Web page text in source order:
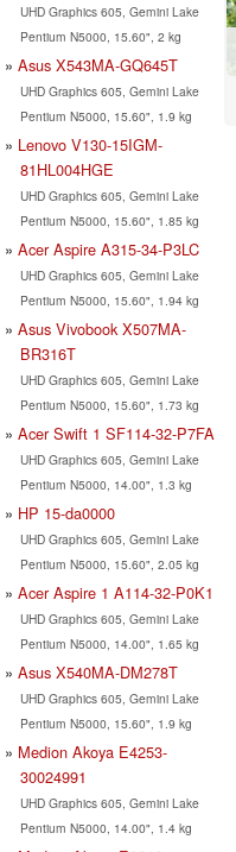
UHD Graphics 605, Gemini Lake
Pentium N5000, 15.60", 2 kg
Asus X543MA-GQ645T
UHD Graphics 605, Gemini Lake
Pentium N5000, 15.60", 1.9 kg
Lenovo V130-15IGM-
81HL004HGE
UHD Graphics 605, Gemini Lake
Pentium N5000, 15.60", 1.85 kg
Acer Aspire A315-34-P3LC
UHD Graphics 605, Gemini Lake
Pentium N5000, 15.60", 1.94 kg
Asus Vivobook X507MA-
BR316T
UHD Graphics 605, Gemini Lake
Pentium N5000, 15.60", 1.73 kg
Acer Swift 1 SF114-32-P7FA
UHD Graphics 605, Gemini Lake
Pentium N5000, 14.00", 1.3 kg
HP 15-da0000
UHD Graphics 605, Gemini Lake
Pentium N5000, 15.60", 2.05 kg
Acer Aspire 1 A114-32-P0K1
UHD Graphics 605, Gemini Lake
Pentium N5000, 14.00", 1.65 kg
Asus X540MA-DM278T
UHD Graphics 605, Gemini Lake
Pentium N5000, 15.60", 1.9 kg
Medion Akoya E4253-
30024991
UHD Graphics 605, Gemini Lake
Pentium N5000, 14.00", 1.4 kg